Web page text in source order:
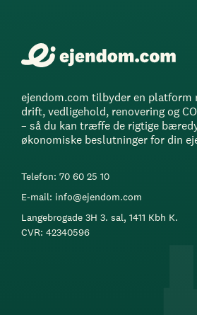
ejendom.com tilbyder en platform
drift, vedligehold, renovering og
– så du kan træffe de rigtige
økonomiske beslutninger for din
Telefon: 70 60 25 10
E-mail: info@ejendom.com
Langebrogade 3H 3. sal, 1411 Kbh K.
CVR: 42340596